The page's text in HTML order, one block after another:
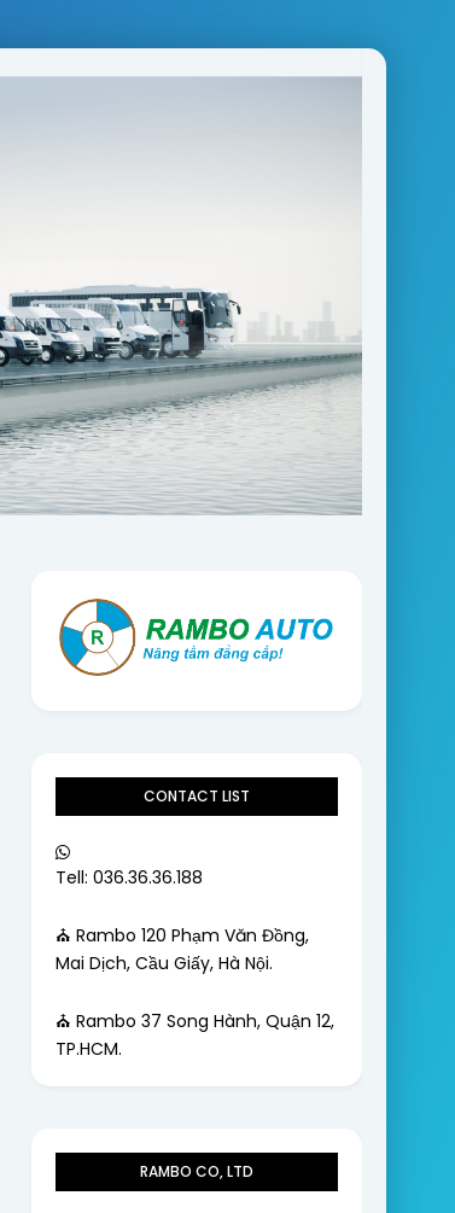
CONTACT LIST
Tell: 036.36.36.188
⛪ Rambo 120 Phạm Văn Đồng,
Mai Dịch, Cầu Giấy, Hà Nội.
⛪ Rambo 37 Song Hành, Quận 12,
TP.HCM.
RAMBO CO, LTD